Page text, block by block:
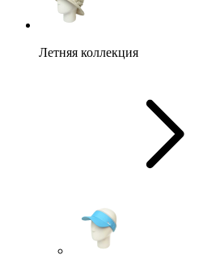
Летняя коллекция